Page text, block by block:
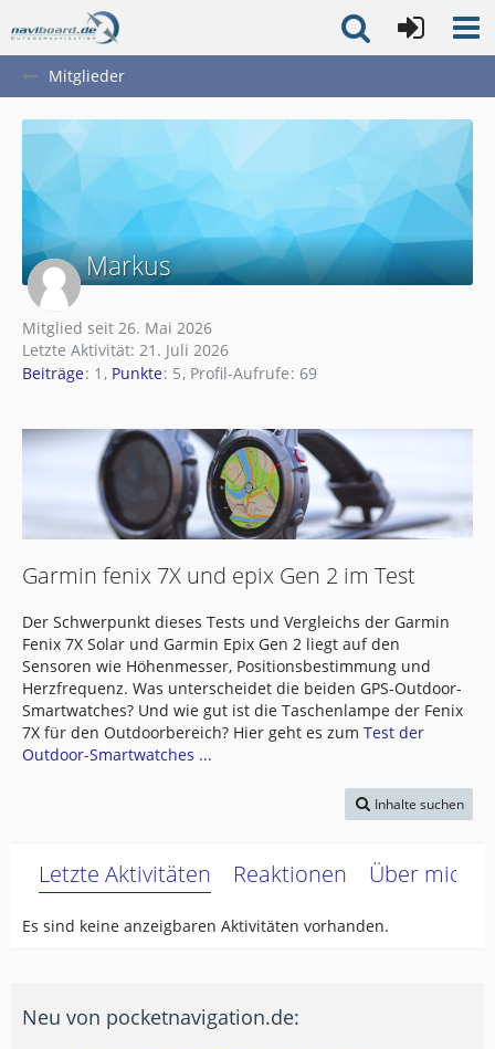
Mitglieder
Markus
Mitglied seit 26. Mai 2026
Letzte Aktivität: 21. Juli 2026
Beiträge 1 Punkte 5 Profil-Aufrufe 69
Garmin fenix 7X und epix Gen 2 im Test
Der Schwerpunkt dieses Tests und Vergleichs der Garmin
Fenix 7X Solar und Garmin Epix Gen 2 liegt auf den
Sensoren wie Höhenmesser, Positionsbestimmung und
Herzfrequenz. Was unterscheidet die beiden GPS-Outdoor-
Smartwatches? Und wie gut ist die Taschenlampe der Fenix
7X für den Outdoorbereich? Hier geht es zum Test der
Outdoor-Smartwatches ...
Inhalte suchen
Letzte Aktivitäten Reaktionen Über mich
Es sind keine anzeigbaren Aktivitäten vorhanden.
Neu von pocketnavigation.de: